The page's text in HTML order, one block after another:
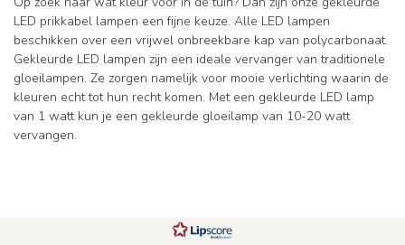
LED prikkabel lampen een fijne keuze. Alle LED lampen
beschikken over een vrijwel onbreekbare kap van polycarbonaat.
Gekleurde LED lampen zijn een ideale vervanger van traditionele
gloeilampen. Ze zorgen namelijk voor mooie verlichting waarin de
kleuren echt tot hun recht komen. Met een gekleurde LED lamp
van 1 watt kun je een gekleurde gloeilamp van 10-20 watt
vervangen.